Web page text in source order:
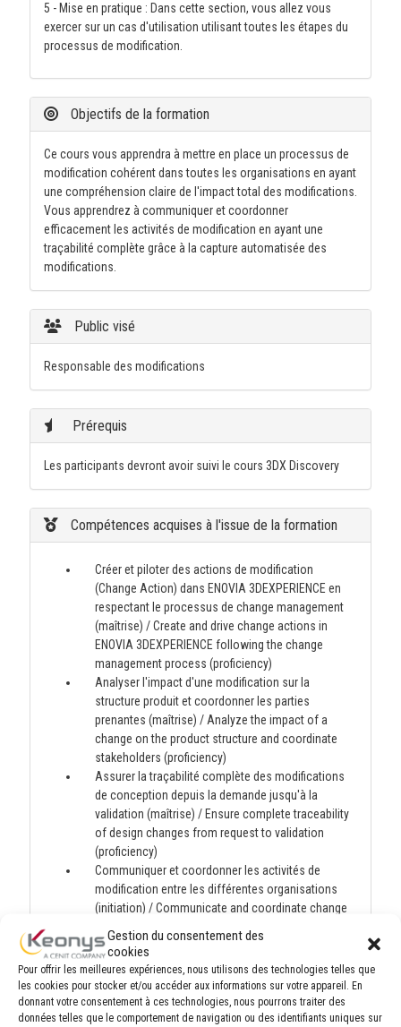
Gestion du consentement des
cookies
Pour offrir les meilleures expériences, nous utilisons des technologies telles que
les cookies pour stocker et/ou accéder aux informations sur votre appareil. En
donnant votre consentement à ces technologies, nous pourrons traiter des
données telles que le comportement de navigation ou des identifiants uniques sur
5 - Mise en pratique : Dans cette section, vous allez vous
exercer sur un cas d'utilisation utilisant toutes les étapes du
processus de modification.
Objectifs de la formation
Ce cours vous apprendra à mettre en place un processus de
modification cohérent dans toutes les organisations en ayant
une compréhension claire de l'impact total des modifications.
Vous apprendrez à communiquer et coordonner
efficacement les activités de modification en ayant une
traçabilité complète grâce à la capture automatisée des
modifications.
Public visé
Responsable des modifications
Prérequis
Les participants devront avoir suivi le cours 3DX Discovery
Compétences acquises à l'issue de la formation
Créer et piloter des actions de modification
(Change Action) dans ENOVIA 3DEXPERIENCE en
respectant le processus de change management
(maîtrise) / Create and drive change actions in
ENOVIA 3DEXPERIENCE following the change
management process (proficiency)
Analyser l'impact d'une modification sur la
structure produit et coordonner les parties
prenantes (maîtrise) / Analyze the impact of a
change on the product structure and coordinate
stakeholders (proficiency)
Assurer la traçabilité complète des modifications
de conception depuis la demande jusqu'à la
validation (maîtrise) / Ensure complete traceability
of design changes from request to validation
(proficiency)
Communiquer et coordonner les activités de
modification entre les différentes organisations
(initiation) / Communicate and coordinate change
(introduction)
Mettre en place un processus de modification
cohérent applicable à l'ensemble de l'entreprise
(expert) / Implement a consistent change process
applicable throughout the company (expert)